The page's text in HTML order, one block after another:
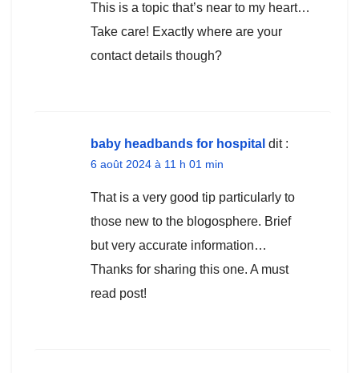
This is a topic that’s near to my heart…
Take care! Exactly where are your
contact details though?
baby headbands for hospital dit :
6 août 2024 à 11 h 01 min
That is a very good tip particularly to
those new to the blogosphere. Brief
but very accurate information…
Thanks for sharing this one. A must
read post!